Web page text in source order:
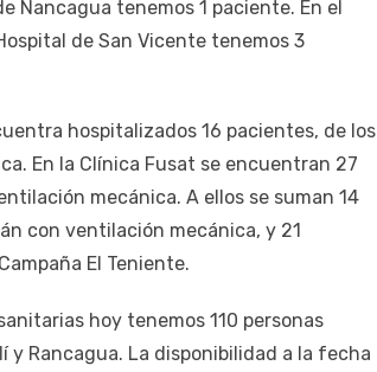
Nancagua tenemos 1 paciente. En el
de San Vicente tenemos 3
hospitalizados 16 pacientes, de los
En la Clínica Fusat se encuentran 27
mecánica. A ellos se suman 14
con ventilación mecánica, y 21
El Teniente.
hoy tenemos 110 personas
Rancagua. La disponibilidad a la fecha